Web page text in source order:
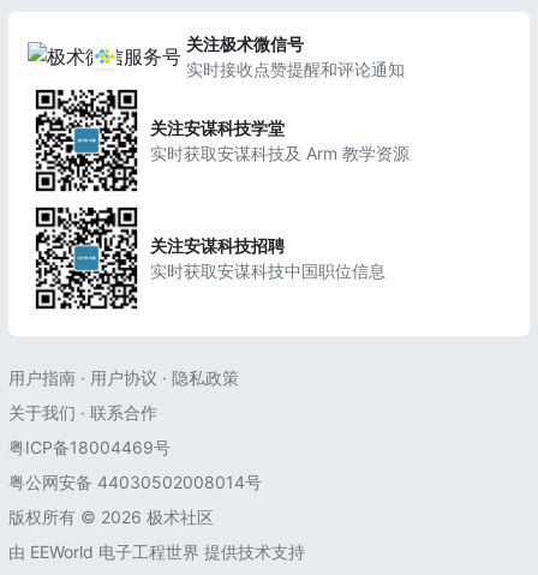
关注极术微信号
实时接收点赞提醒和评论通知
关注安谋科技学堂
实时获取安谋科技及 Arm 教学资源
关注安谋科技招聘
实时获取安谋科技中国职位信息
用户指南 · 用户协议 · 隐私政策
关于我们 · 联系合作
粤ICP备18004469号
粤公网安备 44030502008014号
版权所有 © 2026 极术社区
由 EEWorld 电子工程世界 提供技术支持